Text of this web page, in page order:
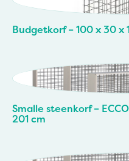
Budgetkorf – 100 x 30 x
Smalle steenkorf –
201 cm